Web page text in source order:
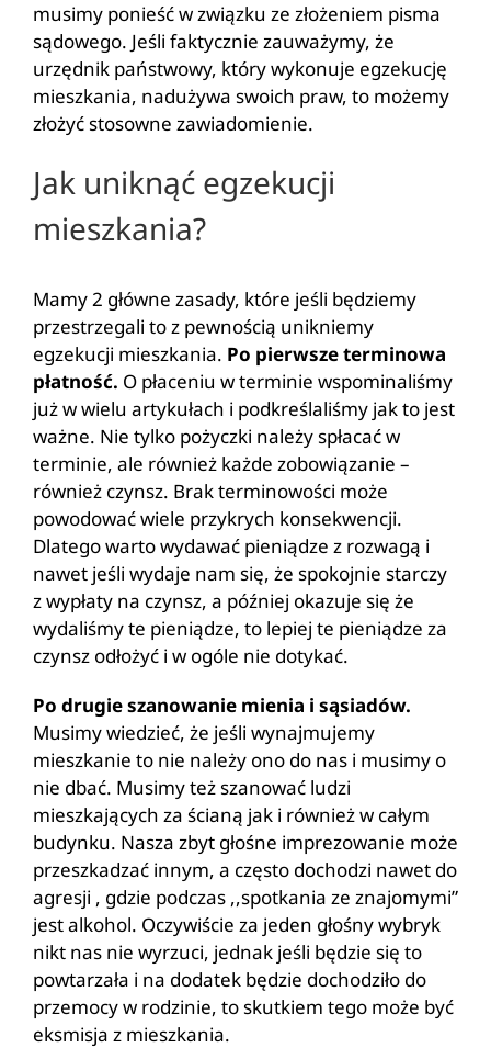
musimy ponieść w związku ze złożeniem pisma
sądowego. Jeśli faktycznie zauważymy, że
urzędnik państwowy, który wykonuje egzekucję
mieszkania, nadużywa swoich praw, to możemy
złożyć stosowne zawiadomienie.
Jak uniknąć egzekucji
mieszkania?
Mamy 2 główne zasady, które jeśli będziemy
przestrzegali to z pewnością unikniemy
egzekucji mieszkania. Po pierwsze terminowa
płatność. O płaceniu w terminie wspominaliśmy
już w wielu artykułach i podkreślaliśmy jak to jest
ważne. Nie tylko pożyczki należy spłacać w
terminie, ale również każde zobowiązanie –
również czynsz. Brak terminowości może
powodować wiele przykrych konsekwencji.
Dlatego warto wydawać pieniądze z rozwagą i
nawet jeśli wydaje nam się, że spokojnie starczy
z wypłaty na czynsz, a później okazuje się że
wydaliśmy te pieniądze, to lepiej te pieniądze za
czynsz odłożyć i w ogóle nie dotykać.
Po drugie szanowanie mienia i sąsiadów.
Musimy wiedzieć, że jeśli wynajmujemy
mieszkanie to nie należy ono do nas i musimy o
nie dbać. Musimy też szanować ludzi
mieszkających za ścianą jak i również w całym
budynku. Nasza zbyt głośne imprezowanie może
przeszkadzać innym, a często dochodzi nawet do
agresji , gdzie podczas ,,spotkania ze znajomymi”
jest alkohol. Oczywiście za jeden głośny wybryk
nikt nas nie wyrzuci, jednak jeśli będzie się to
powtarzała i na dodatek będzie dochodziło do
przemocy w rodzinie, to skutkiem tego może być
eksmisja z mieszkania.